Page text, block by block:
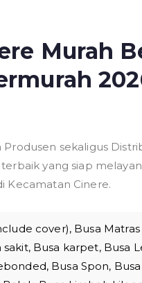
Murah
sekaligus
yang siap
Kecamatan Cinere.
cover), Busa
Busa karpet, Busa
Busa Spon,